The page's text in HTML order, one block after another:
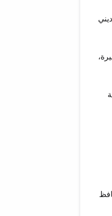
ديني